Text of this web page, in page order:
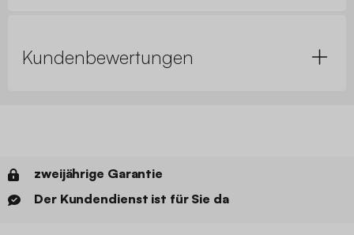
Kundenbewertungen
zweijährige Garantie
Der Kundendienst ist für Sie da